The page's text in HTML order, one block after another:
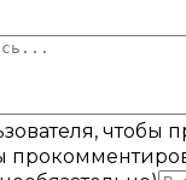
чтобы